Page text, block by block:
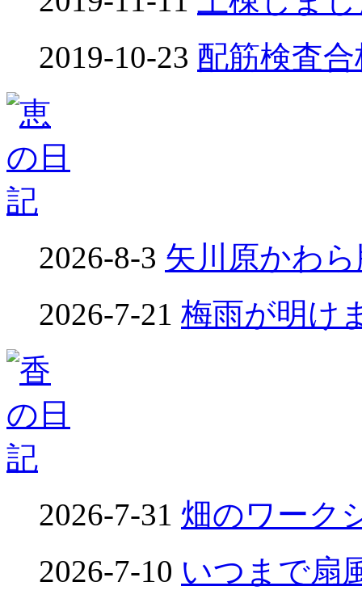
2019-10-23 配筋検査
2026-8-3 矢川原かわ
2026-7-21 梅雨が明け
2026-7-31 畑のワーク
2026-7-10 いつまで扇